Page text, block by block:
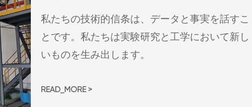
私たちの技術的信条は、データと事実を話すこ
とです。私たちは実験研究と工学において新し
いものを生み出します。
READ_MORE >